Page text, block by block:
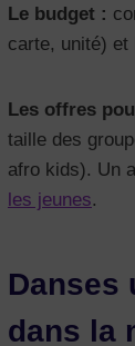
Le budget :
carte, unité) et
Les offres
taille des
afro kids). Un
les jeunes.
Danses
dans la